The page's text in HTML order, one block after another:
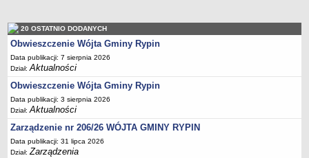
Urząd gminy
Jednostki organizacyjne, GOPS, Instytucja kultury, OSP
Jednostki pomocnicze - sołectwa
Plan pracy komisji rewizyjnej
Sesje Rady Gminy Rypin
Statut
Strategia rozwoju
20 OSTATNIO DODANYCH
Obwieszczenie Wójta Gminy Rypin
Data publikacji: 7 sierpnia 2026
Dział:Aktualności
Obwieszczenie Wójta Gminy Rypin
Data publikacji: 3 sierpnia 2026
Dział:Aktualności
Zarządzenie nr 206/26 WÓJTA GMINY RYPIN
Data publikacji: 31 lipca 2026
Dział:Zarządzenia